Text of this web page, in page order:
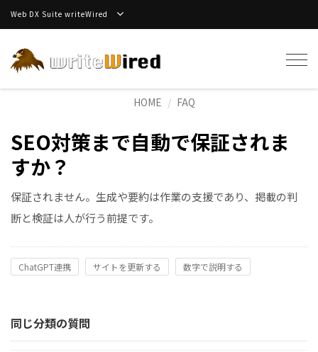
Web DX Suite writeWired
HOME
FAQ
SEO対策まで自動で保証されま
すか？
保証されません。生成や要約は作業の支援であり、掲載の判
断と検証は人が行う前提です。
ChatGPT連携 サイトを更新する 数字で説明する
同じ分類の質問